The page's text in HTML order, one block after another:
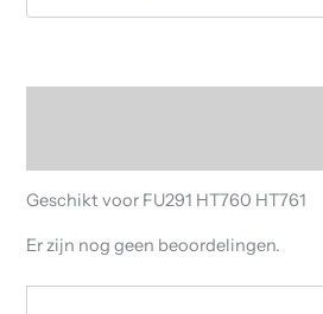
Geschikt voor FU291 HT760 HT761
Er zijn nog geen beoordelingen.